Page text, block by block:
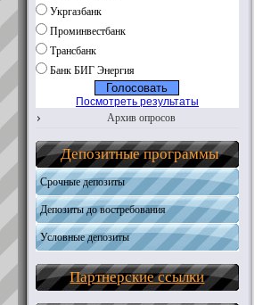
Укргазбанк
Проминвестбанк
Трансбанк
Банк БИГ Энергия
Посмотреть результаты
Архив опросов
Депозитные программы
Срочные депозиты
Депозиты до востребования
Условные депозиты
Партнерские ссылки